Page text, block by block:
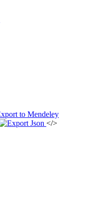
</>